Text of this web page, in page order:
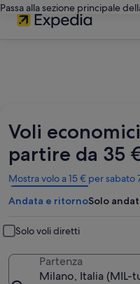
Passa alla sezione principale
Voli
partire da 35
Mostra volo a 15 € per sabato
Apertura
in
un’altra
Andata e ritornoSolo
Solo voli diretti
Partenza
Milano, Italia